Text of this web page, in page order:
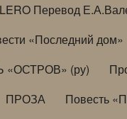
Перевод
«Последний дом»
«ОСТРОВ» (ру)
ПРОЗА
Повесть